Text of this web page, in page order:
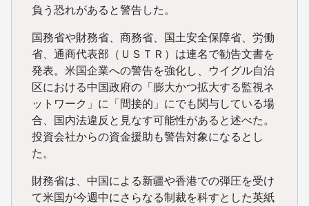
負う恐れがあると警告した。
国務省や財務省、商務省、国土安全保障省、労働
省、通商代表部（ＵＳＴＲ）は連名で勧告文書を
発表。米国企業への警告を強化し、ウイグル自治
区における中国政府の「膨大かつ拡大する監視ネ
ットワーク」に「間接的」にでも関与している場
合、国内法違反と見なす可能性があると述べた。
投資会社からの資金援助も警告対象になるとし
た。
財務省は、中国による新疆や香港での弾圧を受け
て米国が今週中にさらなる制裁を科すとした英紙